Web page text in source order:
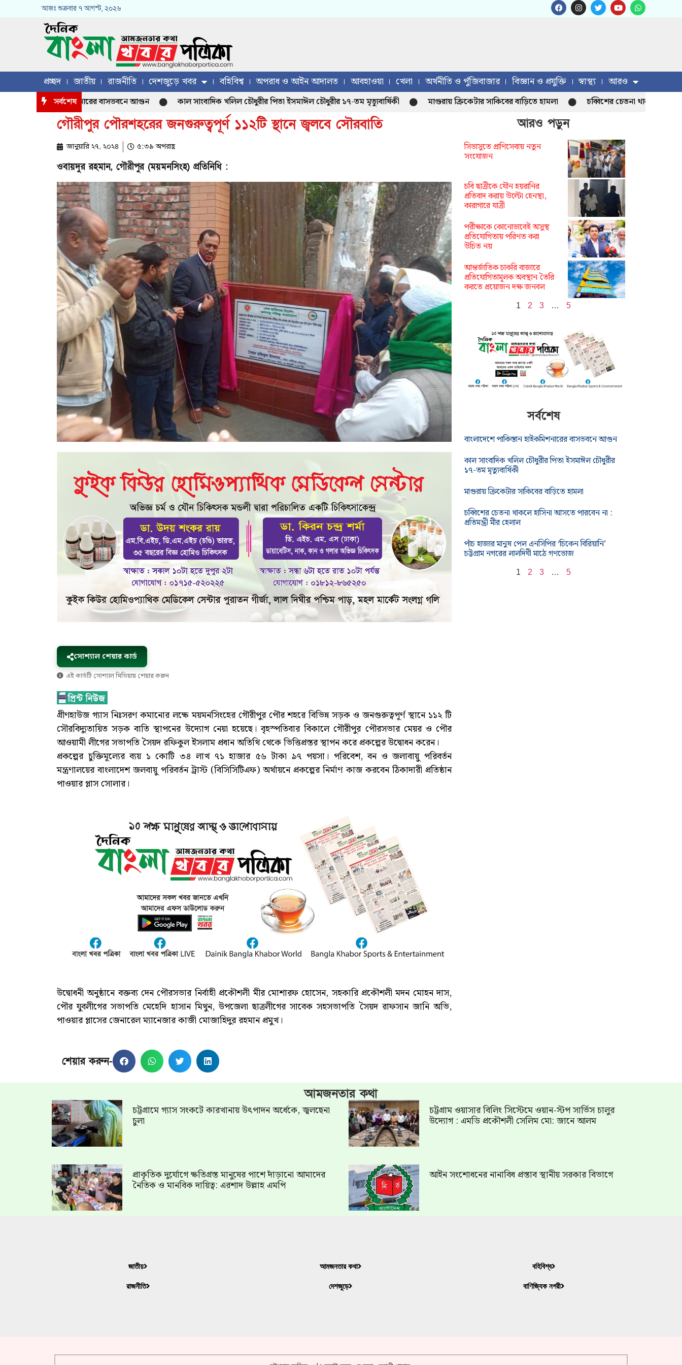
আজঃ শুক্রবার ৭ আগস্ট, ২০২৬
প্রচ্ছদ জাতীয় রাজনীতি দেশজুড়ে খবর বহিবিশ্ব অপরাধ ও আইন আদালত আবহাওয়া খেলা অর্থনীতি ও পুঁজিবাজার বিজ্ঞান ও প্রযুক্তি স্বাস্থ্য আরও
সর্বশেষ
হাইকমিশনারের বাসভবনে আগুন কাল সাংবাদিক খলিল চৌধুরীর পিতা ইসমাঈল চৌধুরীর ১৭-তম মৃত্যুবার্ষিকী মাগুরায় ক্রিকেটার সাকিবের বাড়িতে হামলা চব্বিশের চেতনা থাকলে হাসিনা
গৌরীপুর পৌরশহরের জনগুরুত্বপূর্ণ ১১২টি স্থানে জ্বলবে সৌরবাতি
জানুয়ারি ২৭, ২০২৪ ৫:৩৯ অপরাহ্ণ
ওবায়দুর রহমান, গৌরীপুর (ময়মনসিংহ) প্রতিনিধি :
সোশ্যাল শেয়ার কার্ড
এই কার্ডটি সোশ্যাল মিডিয়ায় শেয়ার করুন
গ্রীণহাউজ গ্যাস নিঃসরণ কমানোর লক্ষে ময়মনসিংহের গৌরীপুর পৌর শহরে বিভিন্ন সড়ক ও জনগুরুত্বপূর্ণ স্থানে ১১২ টি
সৌরবিদ্যুতায়িত সড়ক বাতি স্থাপনের উদ্যোগ নেয়া হয়েছে। বৃহস্পতিবার বিকালে গৌরীপুর পৌরসভার মেয়র ও পৌর
আওয়ামী লীগের সভাপতি সৈয়দ রফিকুল ইসলাম প্রধান অতিথি থেকে ভিত্তিপ্রস্তর স্থাপন করে প্রকল্পের উদ্বোধন করেন।
প্রকল্পের চুক্তিমূল্যের ব্যয় ১ কোটি ৩৪ লাখ ৭১ হাজার ৫৬ টাকা ৯৭ পয়সা। পরিবেশ, বন ও জলাবায়ু পরিবর্তন
মন্ত্রণালয়ের বাংলাদেশ জলবায়ু পরিবর্তন ট্রাস্ট (বিসিসিটিএফ) অর্থায়নে প্রকল্পের নির্মাণ কাজ করবেন ঠিকাদারী প্রতিষ্ঠান
পাওয়ার প্লাস সোলার।
উদ্বোধনী অনুষ্ঠানে বক্তব্য দেন পৌরসভার নির্বাহী প্রকৌশলী মীর মোশারফ হোসেন, সহকারি প্রকৌশলী মদন মোহন দাস,
পৌর যুবলীগের সভাপতি মেহেদি হাসান মিথুন, উপজেলা ছাত্রলীগের সাবেক সহসভাপতি সৈয়দ রাফসান জানি অভি,
পাওয়ার প্লাসের জেনারেল ম্যানেজার কাজী মোজাহিদুর রহমান প্রমুখ।
শেয়ার করুন-
আরও পড়ুন
সিভাসুতে প্রাণিসেবায় নতুন
সংযোজন
চবি ছাত্রীকে যৌন হয়রানির
প্রতিবাদ করায় উল্টো হেনস্থা,
কারাগারে যাত্রী
পরীক্ষাকে কোনোভাবেই অসুস্থ
প্রতিযোগিতায় পরিণত করা
উচিত নয়
আন্তর্জাতিক চাকরি বাজারে
প্রতিযোগিতামূলক অবস্থান তৈরি
করতে প্রয়োজন দক্ষ জনবল
1 2 3 … 5
সর্বশেষ
বাংলাদেশে পাকিস্তান হাইকমিশনারের বাসভবনে আগুন
কাল সাংবাদিক খলিল চৌধুরীর পিতা ইসমাঈল চৌধুরীর
১৭-তম মৃত্যুবার্ষিকী
মাগুরায় ক্রিকেটার সাকিবের বাড়িতে হামলা
চব্বিশের চেতনা থাকলে হাসিনা আসতে পারবেন না :
প্রতিমন্ত্রী মীর হেলাল
পাঁচ হাজার মানুষ পেল এনসিপির ‘চিকেন বিরিয়ানি’
চট্টগ্রাম নগরের লালদিঘী মাঠে গণভোজ
1 2 3 … 5
আমজনতার কথা
চট্টগ্রামে গ্যাস সংকটে কারখানায় উৎপাদন অর্ধেকে, জ্বলছেনা
চুলা
চট্টগ্রাম ওয়াসার বিলিং সিস্টেমে ওয়ান-স্টপ সার্ভিস চালুর
উদ্যোগ : এমডি প্রকৌশলী সেলিম মো: জানে আলম
প্রাকৃতিক দুর্যোগে ক্ষতিগ্রস্ত মানুষের পাশে দাঁড়ানো আমাদের
নৈতিক ও মানবিক দায়িত্ব: এরশাদ উল্লাহ এমপি
আইন সংশোধনের নানাবিধ প্রস্তাব স্থানীয় সরকার বিভাগে
জাতীয়
রাজনীতি
আমজনতার কথা
দেশজুড়ে
বহিবিশ্ব
বাণিজ্যিক নগরী